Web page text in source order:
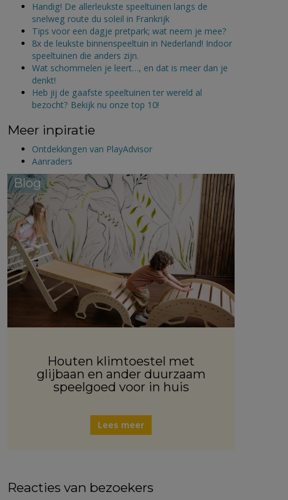
Handig! De allerleukste speeltuinen langs de
snelweg route du soleil in Frankrijk
Tips voor een dagje pretpark; wat neem je mee?
8x de leukste binnenspeeltuin in Nederland! Indoor
speeltuinen die anders zijn.
Wat schommelen je leert…, en dat is meer dan je
denkt!
Heb jij de gaafste speeltuinen ter wereld al
bezocht? Bekijk nu onze top 10!
Meer inpiratie
Ontdekkingen van PlayAdvisor
Aanraders
Blog
Houten klimtoestel met
glijbaan en ander duurzaam
speelgoed voor in huis
Lees meer
Reacties van bezoekers